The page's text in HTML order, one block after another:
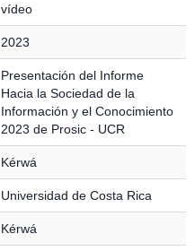
vídeo
2023
Presentación del Informe
Hacia la Sociedad de la
Información y el Conocimiento
2023 de Prosic - UCR
Kérwá
Universidad de Costa Rica
Kérwá